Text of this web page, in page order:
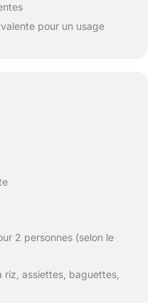
pour un usage
2 personnes (selon le
riz, assiettes, baguettes,